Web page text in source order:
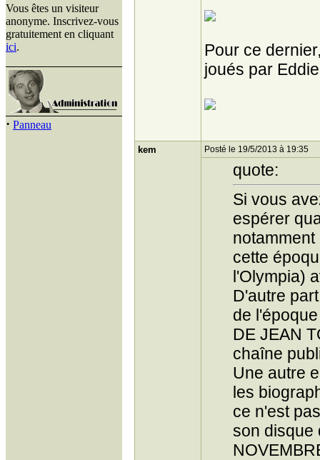
Vous êtes un visiteur
anonyme. Inscrivez-vous
gratuitement en cliquant
ici.
· Panneau
Pour ce
joués par
kem Posté le 19/5/2013 à 19:35
quote:
Si vous
espérer
cette
l'Olympia)
D'autre
de
DE JEAN
chaîne
Une autre
les
ce n'est
son disque